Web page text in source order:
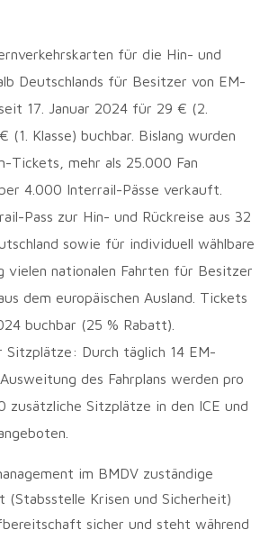
für die Hin- und
Deutschlands für Besitzer von EM-
17. Januar 2024 für 29 € (2.
(1. Klasse) buchbar. Bislang wurden
Tickets, mehr als 25.000 Fan
4.000 Interrail-Pässe verkauft.
Pass zur Hin- und Rückreise aus 32
sowie für individuell wählbare
vielen nationalen Fahrten für Besitzer
dem europäischen Ausland. Tickets
buchbar (25 % Rabatt).
Sitzplätze: Durch täglich 14 EM-
des Fahrplans werden pro
zusätzliche Sitzplätze in den ICE und
im BMDV zuständige
(Stabsstelle Krisen und Sicherheit)
sicher und steht während